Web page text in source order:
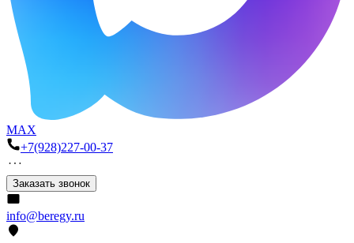
MAX
+7(928)227-00-37
Заказать звонок
info@beregy.ru